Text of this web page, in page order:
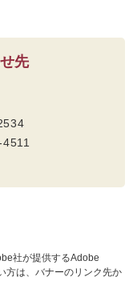
先
4511
社が提供するAdobe
方は、バナーのリンク先か